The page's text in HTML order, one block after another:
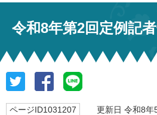
令和8年第2回定例記
ページID1031207 更新日 令和8年